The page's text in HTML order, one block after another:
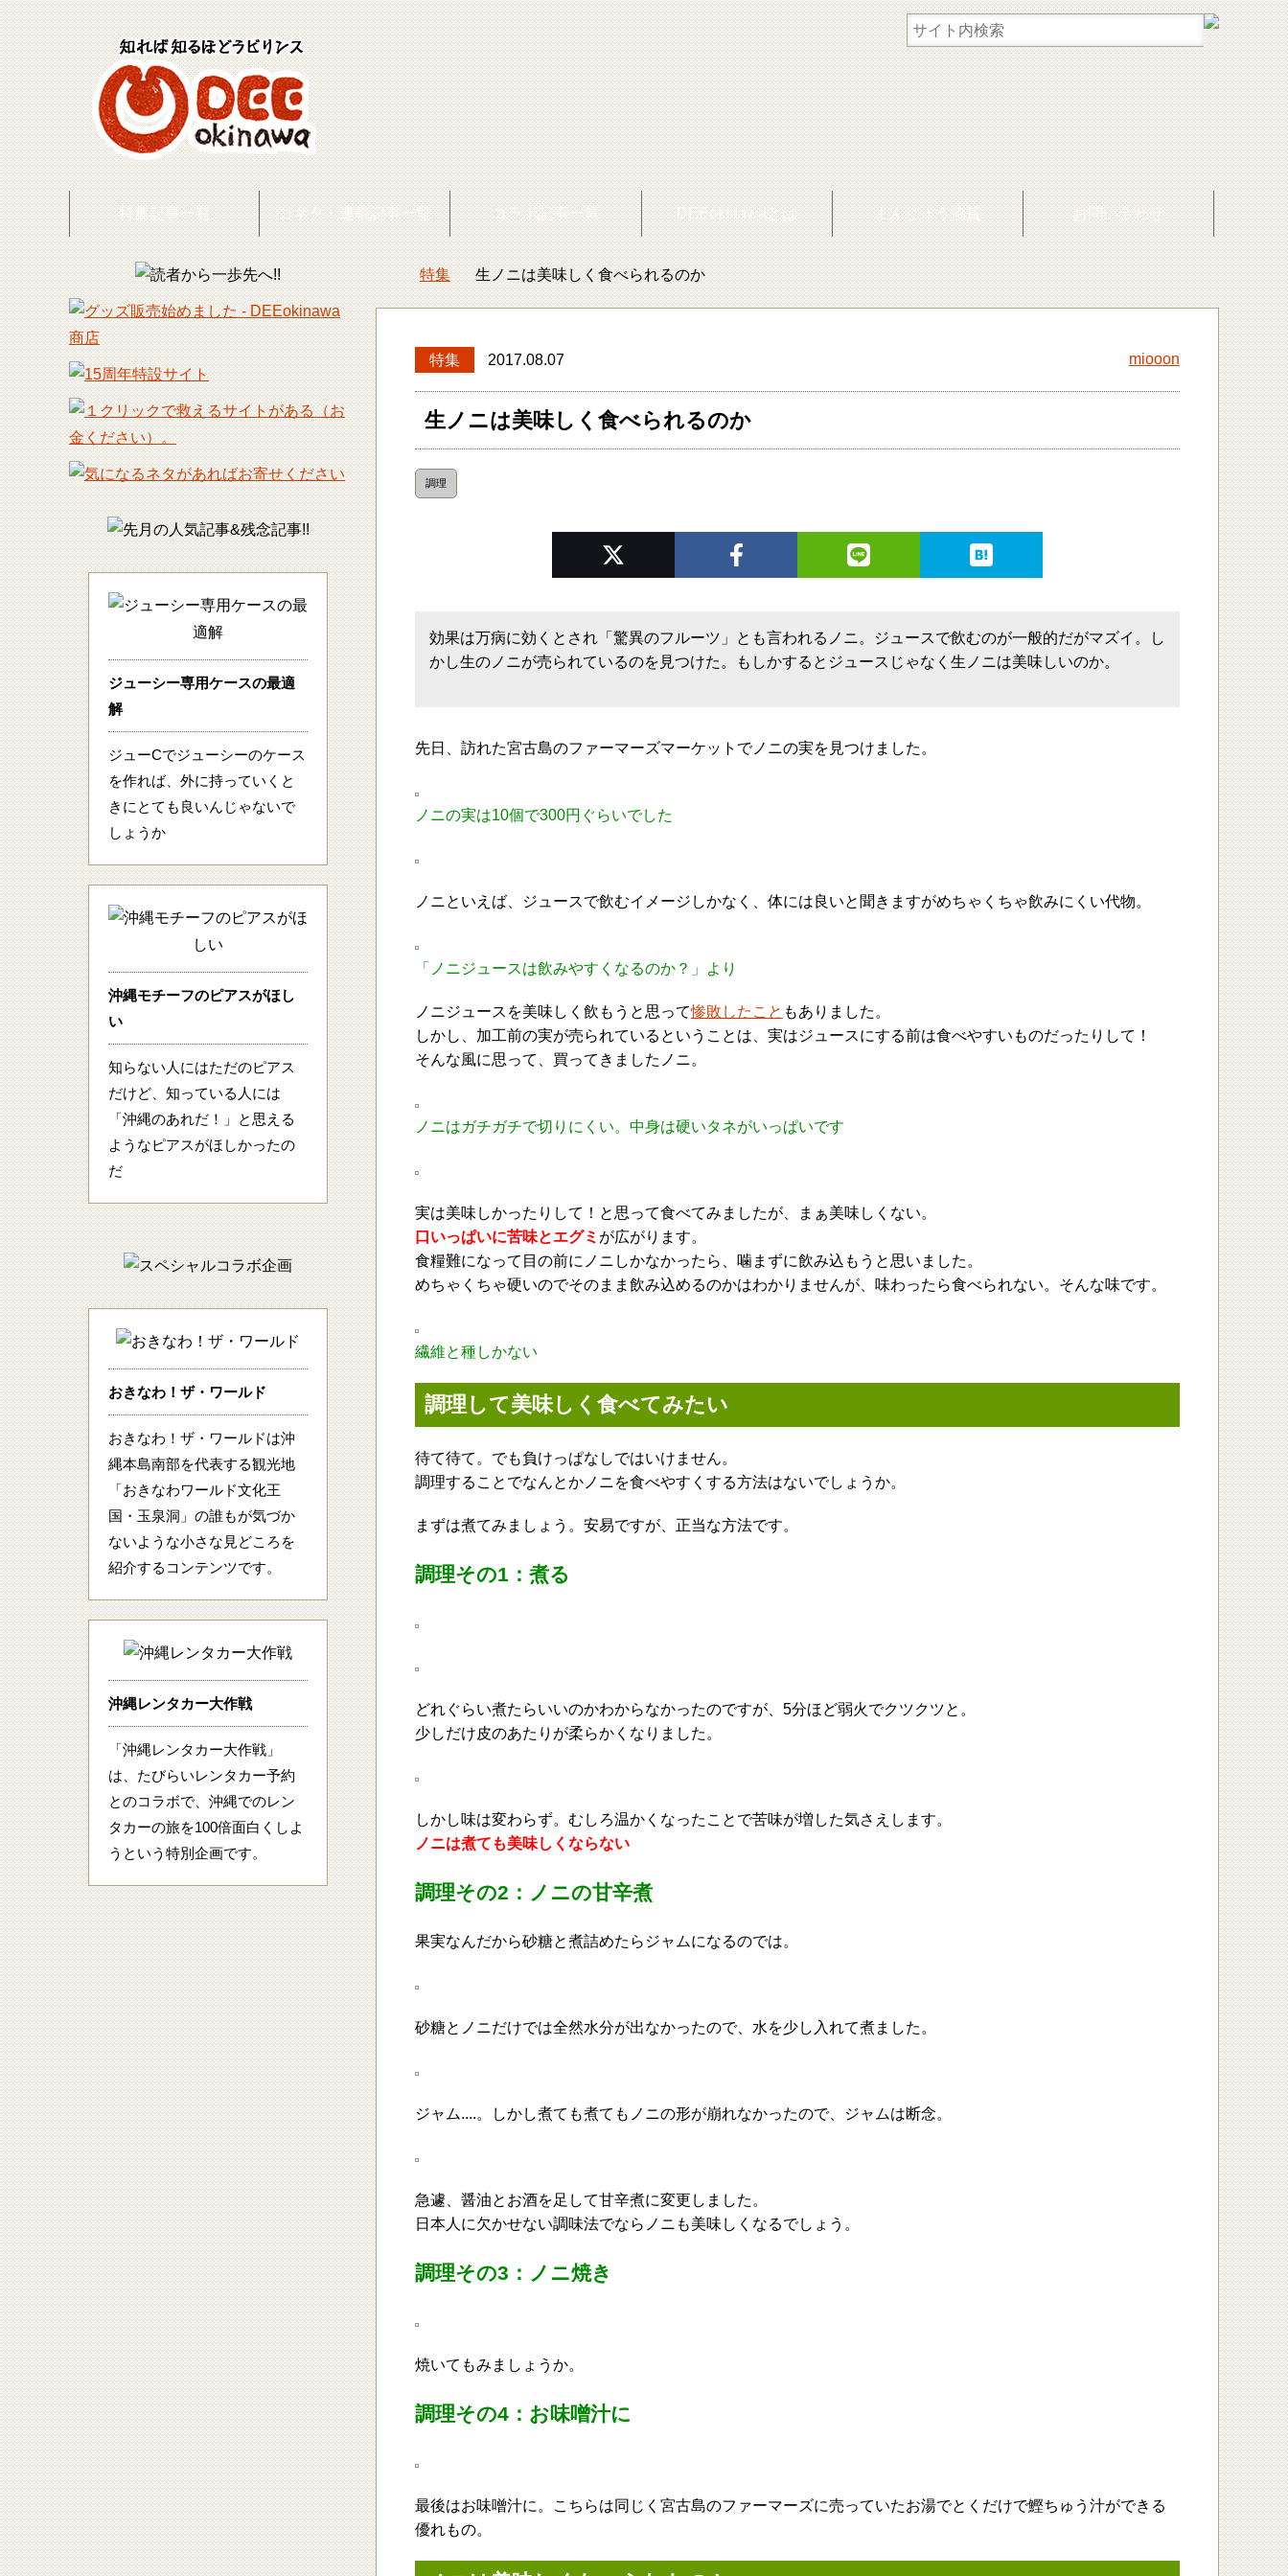
特集記事一覧 コネタ・連載記事一覧 コラボ記事一覧 DEEokinawaとは まんじゅう協賛 お問い合わせ
DEEokinawaトップ
特集 生ノニは美味しく食べられるのか
特集 2017.08.07 miooon
生ノニは美味しく食べられるのか
調理
効果は万病に効くとされ「驚異のフルーツ」とも言われるノニ。ジュースで飲むのが一般的だがマズイ。し
かし生のノニが売られているのを見つけた。もしかするとジュースじゃなく生ノニは美味しいのか。
先日、訪れた宮古島のファーマーズマーケットでノニの実を見つけました。
ノニの実は10個で300円ぐらいでした
ノニといえば、ジュースで飲むイメージしかなく、体には良いと聞きますがめちゃくちゃ飲みにくい代物。
「ノニジュースは飲みやすくなるのか？」より
ノニジュースを美味しく飲もうと思って惨敗したこと もありました。
しかし、加工前の実が売られているということは、実はジュースにする前は食べやすいものだったりして！
そんな風に思って、買ってきましたノニ。
ノニはガチガチで切りにくい。中身は硬いタネがいっぱいです
実は美味しかったりして！と思って食べてみましたが、まぁ美味しくない。
口いっぱいに苦味とエグミ が広がります。
食糧難になって目の前にノニしかなかったら、噛まずに飲み込もうと思いました。
めちゃくちゃ硬いのでそのまま飲み込めるのかはわかりませんが、味わったら食べられない。そんな味です。
繊維と種しかない
調理して美味しく食べてみたい
待て待て。でも負けっぱなしではいけません。
調理することでなんとかノニを食べやすくする方法はないでしょうか。
まずは煮てみましょう。安易ですが、正当な方法です。
調理その1：煮る
どれぐらい煮たらいいのかわからなかったのですが、5分ほど弱火でクツクツと。
少しだけ皮のあたりが柔らかくなりました。
しかし味は変わらず。むしろ温かくなったことで苦味が増した気さえします。
ノニは煮ても美味しくならない
調理その2：ノニの甘辛煮
果実なんだから砂糖と煮詰めたらジャムになるのでは。
砂糖とノニだけでは全然水分が出なかったので、水を少し入れて煮ました。
ジャム....。しかし煮ても煮てもノニの形が崩れなかったので、ジャムは断念。
急遽、醤油とお酒を足して甘辛煮に変更しました。
日本人に欠かせない調味法でならノニも美味しくなるでしょう。
調理その3：ノニ焼き
焼いてもみましょうか。
調理その4：お味噌汁に
最後はお味噌汁に。こちらは同じく宮古島のファーマーズに売っていたお湯でとくだけで鰹ちゅう汁ができる
優れもの。
ジューシー専用ケースの最適
解
ジューCでジューシーのケース
を作れば、外に持っていくと
きにとても良いんじゃないで
しょうか
沖縄モチーフのピアスがほし
い
知らない人にはただのピアス
だけど、知っている人には
「沖縄のあれだ！」と思える
ようなピアスがほしかったの
だ
おきなわ！ザ・ワールド
おきなわ！ザ・ワールドは沖
縄本島南部を代表する観光地
「おきなわワールド文化王
国・玉泉洞」の誰もが気づか
ないような小さな見どころを
紹介するコンテンツです。
沖縄レンタカー大作戦
「沖縄レンタカー大作戦」
は、たびらいレンタカー予約
とのコラボで、沖縄でのレン
タカーの旅を100倍面白くしよ
うという特別企画です。